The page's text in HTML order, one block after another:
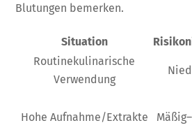
Blutungen bemerken.
Situation
Routinekulinarische
Verwendung
Hohe Aufnahme/Extrakte